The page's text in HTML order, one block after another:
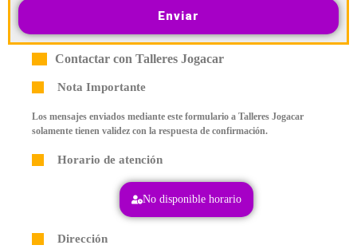
Enviar
Contactar con Talleres Jogacar
Nota Importante
Los mensajes enviados mediante este formulario a Talleres Jogacar
solamente tienen validez con la respuesta de confirmación.
Horario de atención
No disponible horario
Dirección